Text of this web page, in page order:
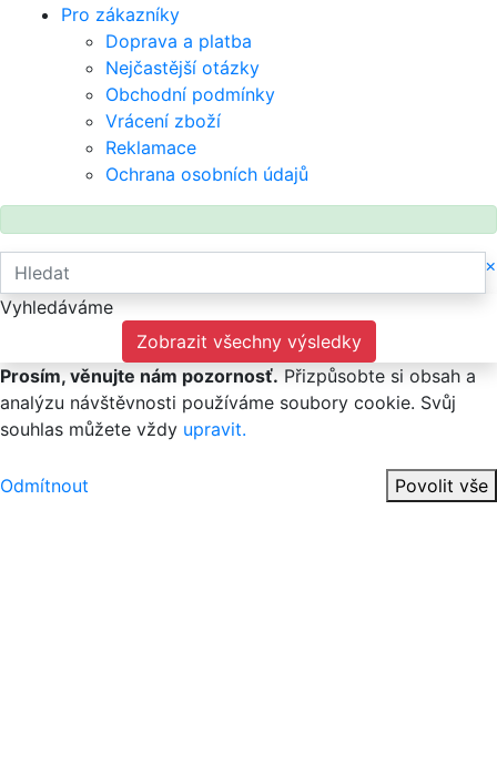
Pro zákazníky
Doprava a platba
Nejčastější otázky
Obchodní podmínky
Vrácení zboží
Reklamace
Ochrana osobních údajů
×
Vyhledáváme
Zobrazit všechny výsledky
Prosím, věnujte nám pozornosť. Přizpůsobte si obsah a
analýzu návštěvnosti používáme soubory cookie. Svůj
souhlas můžete vždy upravit.
Odmítnout Povolit vše